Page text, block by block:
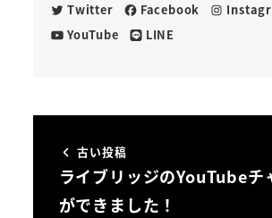
Twitter Facebook
YouTube
LINE
古い投稿
ライブリッジのYouTubeチ
ができました！